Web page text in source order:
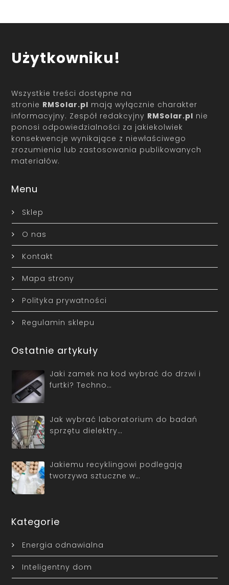
Użytkowniku!
Wszystkie treści dostępne na
stronie RMSolar.pl mają wyłącznie charakter
informacyjny. Zespół redakcyjny RMSolar.pl nie
ponosi odpowiedzialności za jakiekolwiek
konsekwencje wynikające z niewłaściwego
zrozumienia lub zastosowania publikowanych
materiałów.
Menu
Sklep
O nas
Kontakt
Mapa strony
Polityka prywatności
Regulamin sklepu
Ostatnie artykuły
Jaki zamek na kod wybrać do drzwi i
furtki? Techno…
Jak wybrać laboratorium do badań
sprzętu dielektry…
Jakiemu recyklingowi podlegają
tworzywa sztuczne w…
Kategorie
Energia odnawialna
Inteligentny dom